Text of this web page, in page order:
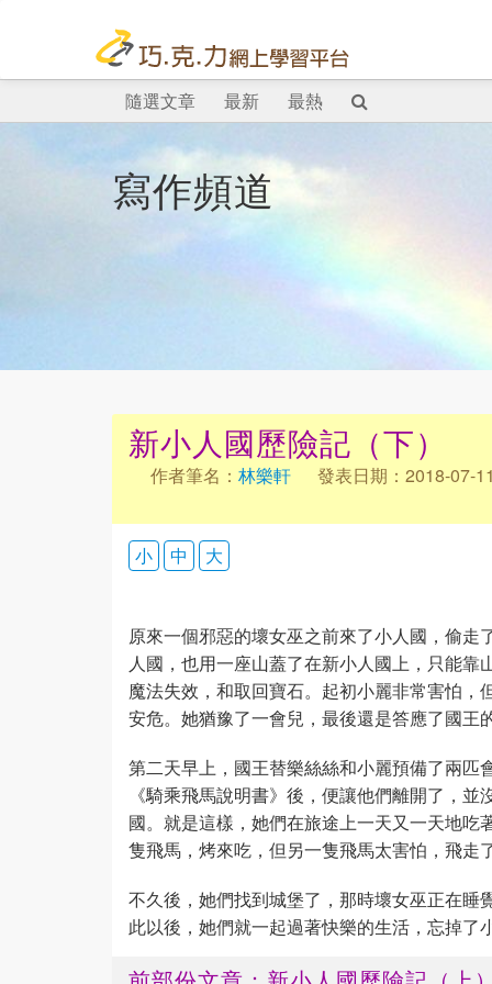
隨選文章 最新 最熱
寫作頻道
新小人國歷險記（下）
作者筆名： 林樂軒 發表日期：2018-07-
小 中 大
原來一個邪惡的壞女巫之前來了小人國，偷
人國，也用一座山蓋了在新小人國上，只能
魔法失效，和取回寶石。起初小麗非常害怕
安危。她猶豫了一會兒，最後還是答應了國
第二天早上，國王替樂絲絲和小麗預備了兩
《騎乘飛馬說明書》後，便讓他們離開了，
國。就是這樣，她們在旅途上一天又一天地
隻飛馬，烤來吃，但另一隻飛馬太害怕，飛
不久後，她們找到城堡了，那時壞女巫正在
此以後，她們就一起過著快樂的生活，忘掉了